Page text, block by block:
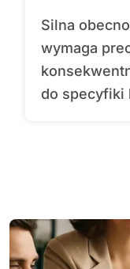
Silna obecność na rynku Trójmiasta
wymaga
do specyfiki